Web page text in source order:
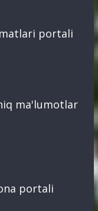
portali
ma'lumotlar
portali